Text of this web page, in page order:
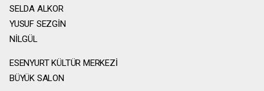
SELDA ALKOR
YUSUF SEZGİN
NİLGÜL
ESENYURT KÜLTÜR MERKEZİ
BÜYÜK SALON